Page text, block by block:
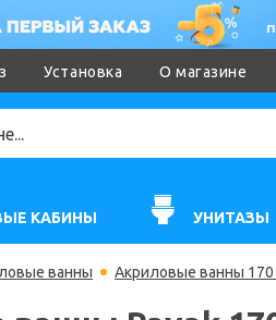
Установка О магазине
КАБИНЫ УНИТАЗЫ
ванны Акриловые ванны 170